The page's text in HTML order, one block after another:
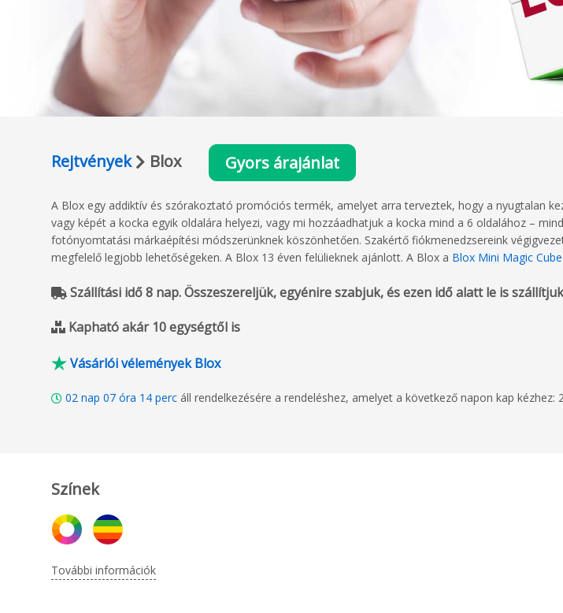
Rejtvények Blox Gyors árajánlat
A Blox egy addiktív és szórakoztató promóciós termék, amelyet arra terveztek, hogy a nyugtalan
vagy képét a kocka egyik oldalára helyezi, vagy mi hozzáadhatjuk a kocka mind a 6 oldalához –
fotónyomtatási márkaépítési módszerünknek köszönhetően. Szakértő fiókmenedzsereink
megfelelő legjobb lehetőségeken. A Blox 13 éven felülieknek ajánlott. A Blox a Blox Mini Magic Cube
Szállítási idő 8 nap. Összeszereljük, egyénire szabjuk, és ezen idő alatt le is
Kapható akár 10 egységtől is
Vásárlói vélemények Blox
02 nap 07 óra 14 perc áll rendelkezésére a rendeléshez, amelyet a következő napon kap kézhez:
Színek
További információk